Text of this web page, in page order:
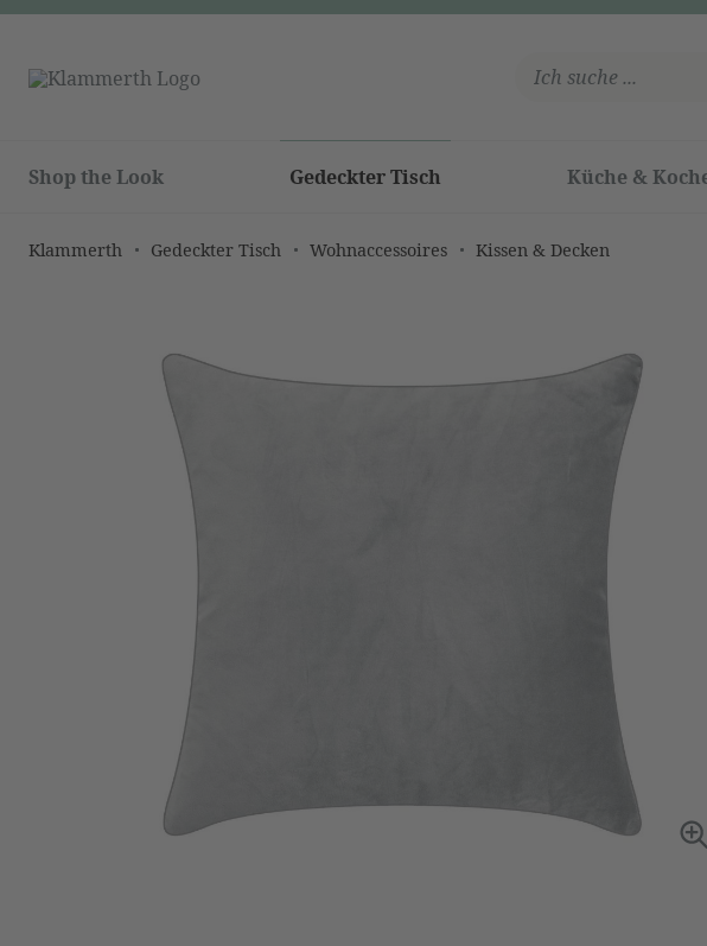
Shop the Look Gedeckter Tisch Küche &
Klammerth Gedeckter Tisch Wohnaccessoires Kissen & Decken
Bildergalerie überspringen